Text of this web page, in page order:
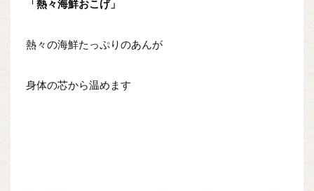
「熱々海鮮おこげ」
熱々の海鮮たっぷりのあんが
身体の芯から温めます